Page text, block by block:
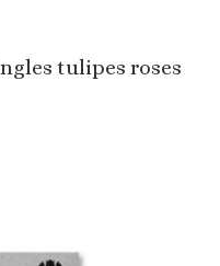
tulipes roses